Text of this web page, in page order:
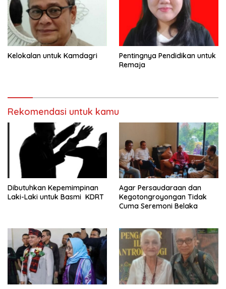
Kelokalan untuk Kamdagri
Pentingnya Pendidikan untuk
Remaja
Rekomendasi untuk kamu
Dibutuhkan Kepemimpinan
Laki-Laki untuk Basmi KDRT
Agar Persaudaraan dan
Kegotongroyongan Tidak
Cuma Seremoni Belaka